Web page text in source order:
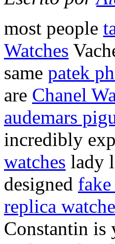
most people
Watches
same patek
are Chanel
audemars
incredibly
watches lady
designed fake
replica
Constantin is